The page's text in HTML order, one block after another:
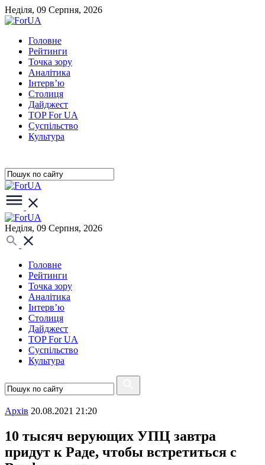
Неділя, 09 Серпня, 2026
Головне
Рейтинги
Точка зору
Аналітика
Інтерв’ю
Столиця
Дайджест
TOP For UA
Суспiльство
Культура
Неділя, 09 Серпня, 2026
Головне
Рейтинги
Точка зору
Аналітика
Інтерв’ю
Столиця
Дайджест
TOP For UA
Суспiльство
Культура
Архiв 20.08.2021 21:20
10 тысяч верующих УПЦ завтра
придут к Раде, чтобы встретиться с